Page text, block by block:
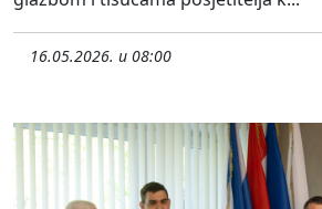
16.05.2026. u 08:00